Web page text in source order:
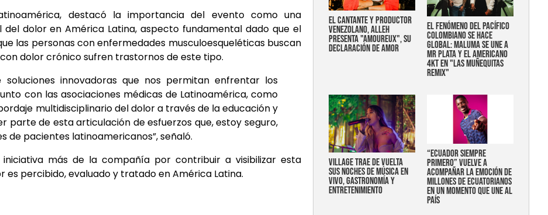
destacó la importancia del evento como una
dolor en América Latina, aspecto fundamental dado que el
las personas con enfermedades musculoesqueléticas buscan
dolor crónico sufren trastornos de este tipo.
innovadoras que nos permitan enfrentar los
con las asociaciones médicas de Latinoamérica, como
multidisciplinario del dolor a través de la educación y
parte de esta articulación de esfuerzos que, estoy seguro,
de pacientes latinoamericanos”, señaló.
más de la compañía por contribuir a visibilizar esta
percibido, evaluado y tratado en América Latina.
EL CANTANTE Y PRODUCTOR
VENEZOLANO, ALLEH
PRESENTA "AMOUREUX", SU
DECLARACIÓN DE AMOR
EL FENÓMENO DEL PACÍFICO
COLOMBIANO SE HACE
GLOBAL: MALUMA SE UNE A
MR PLATA Y EL AMERICANO
4KT EN "LAS MUÑEQUITAS
REMIX"
Village trae de vuelta
sus noches de música en
vivo, gastronomía y
entretenimiento
“Ecuador siempre
primero” vuelve a
acompañar la emoción de
millones de ecuatorianos
en un momento que une al
país